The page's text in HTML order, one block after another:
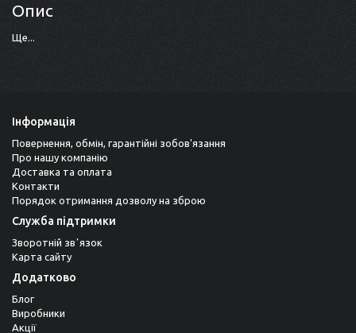
Опис
Ще...
Інформація
Повернення, обмін, гарантійні зобов'язання
Про нашу компанію
Доставка та оплата
Контакти
Порядок отримання дозволу на зброю
Служба підтримки
Зворотній звʼязок
Карта сайту
Додатково
Блог
Виробники
Акції